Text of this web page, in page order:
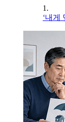
1.
‘내게